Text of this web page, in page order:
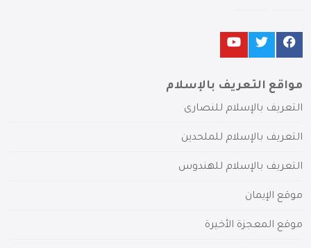
مواقع التعريف بالإسلام
التعريف بالإسلام للنصارى
التعريف بالإسلام للملحدين
التعريف بالإسلام للهندوس
موقع الإيمان
موقع المعجزة الأخيرة